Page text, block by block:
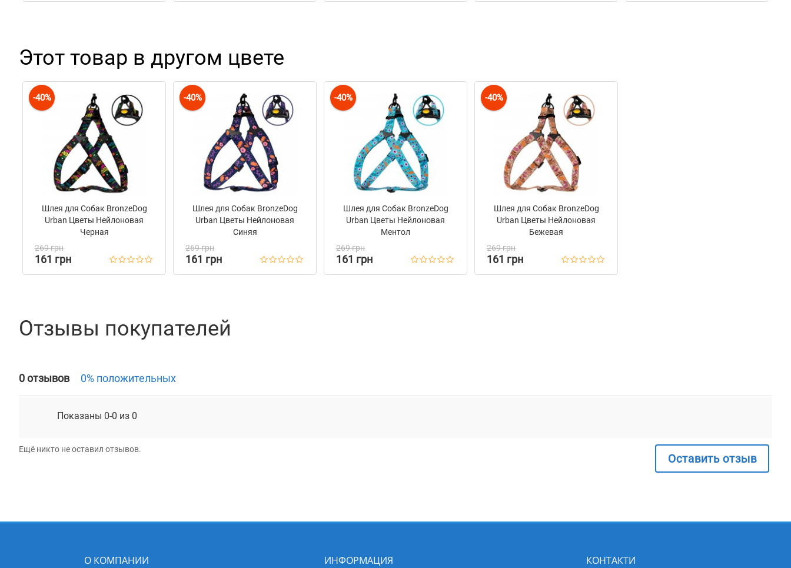
Этот товар в другом цвете
-40%
Шлея для Собак BronzeDog
Urban Цветы Нейлоновая
Черная
269 грн
161 грн
-40%
Шлея для Собак BronzeDog
Urban Цветы Нейлоновая
Синяя
269 грн
161 грн
-40%
Шлея для Собак BronzeDog
Urban Цветы Нейлоновая
Ментол
269 грн
161 грн
-40%
Шлея для Собак BronzeDog
Urban Цветы Нейлоновая
Бежевая
269 грн
161 грн
Отзывы покупателей
0 отзывов 0% положительных
Показаны 0-0 из 0
Ещё никто не оставил отзывов.
Оставить отзыв
О КОМПАНИИ ИНФОРМАЦИЯ КОНТАКТИ